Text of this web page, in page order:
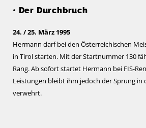
• Der Durchbruch
24. / 25. März 1995
Hermann darf bei den Österreichischen
in Tirol starten. Mit der Startnummer 130
Rang. Ab sofort startet Hermann bei FIS-
Leistungen bleibt ihm jedoch der Sprung in
verwehrt.